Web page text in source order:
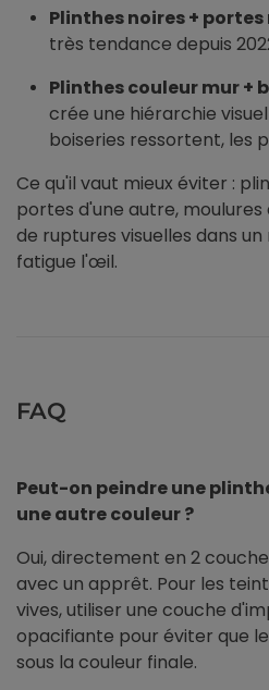
Plinthes noires + portes
très tendance depuis
Plinthes couleur mur +
crée une hiérarchie
boiseries ressortent, les
Ce qu'il vaut mieux éviter :
portes d'une autre,
de ruptures visuelles dans
fatigue l'œil.
FAQ
Peut-on peindre une
une autre couleur ?
Oui, directement en 2
avec un apprêt. Pour les
vives, utiliser une couche
opacifiante pour éviter que
sous la couleur finale.